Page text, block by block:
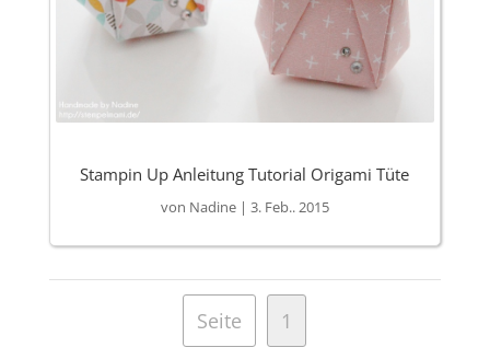
Stampin Up Anleitung Tutorial Origami Tüte
von Nadine| 3. Feb.. 2015
Seite 1